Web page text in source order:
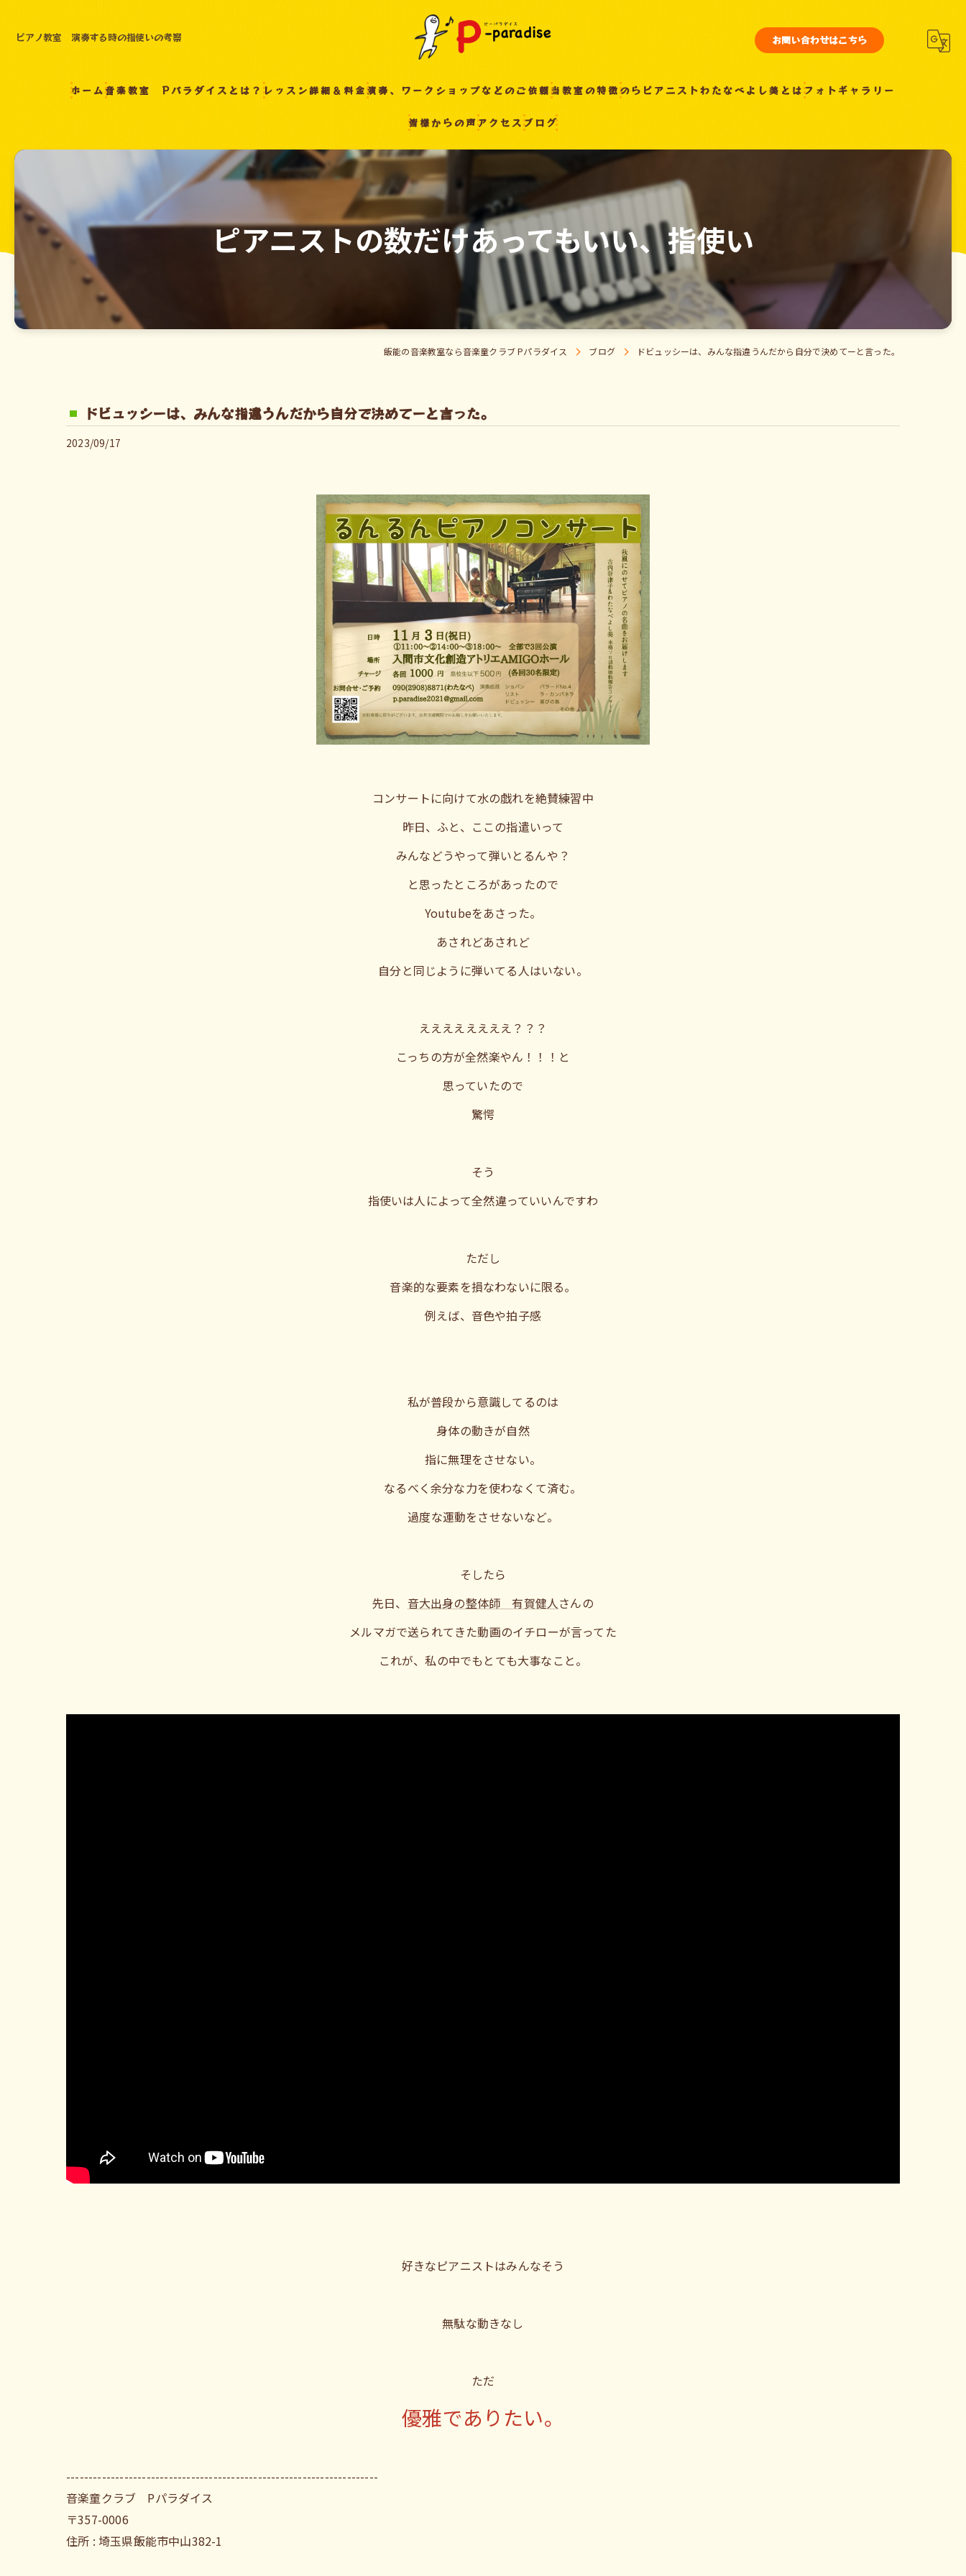
ピアノ教室 演奏する時の指使いの考察 お問い合わせはこちら
ホーム音楽教室 Pパラダイスとは？ レッスン詳細＆料金演奏、ワークショップなどのご依頼当教室の特徴
非認知能力
のらピアニストわたなべよし美とはフォトギャラリー
皆様からの声アクセスブログ
ピアニストの数だけあってもいい、指使い
飯能の音楽教室なら音楽童クラブ Pパラダイス ブログ ドビュッシーは、みんな指違うんだから自分で決めてーと言った。
ドビュッシーは、みんな指違うんだから自分で決めてーと言った。
2023/09/17
コンサートに向けて水の戯れを絶賛練習中
昨日、ふと、ここの指遣いって
みんなどうやって弾いとるんや？
と思ったところがあったので
Youtubeをあさった。
あされどあされど
自分と同じように弾いてる人はいない。
ええええええええ？？？
こっちの方が全然楽やん！！！と
思っていたので
驚愕
そう
指使いは人によって全然違っていいんですわ
ただし
音楽的な要素を損なわないに限る。
例えば、音色や拍子感
私が普段から意識してるのは
身体の動きが自然
指に無理をさせない。
なるべく余分な力を使わなくて済む。
過度な運動をさせないなど。
そしたら
先日、 音大出身の整体師 有賀健人さんの
メルマガで送られてきた動画のイチローが言ってた
これが、私の中でもとても大事なこと。
好きなピアニストはみんなそう
無駄な動きなし
ただ
優雅でありたい。
----------------------------------------------------------------------
音楽童クラブ Pパラダイス
〒357-0006
住所 : 埼玉県飯能市中山382-1